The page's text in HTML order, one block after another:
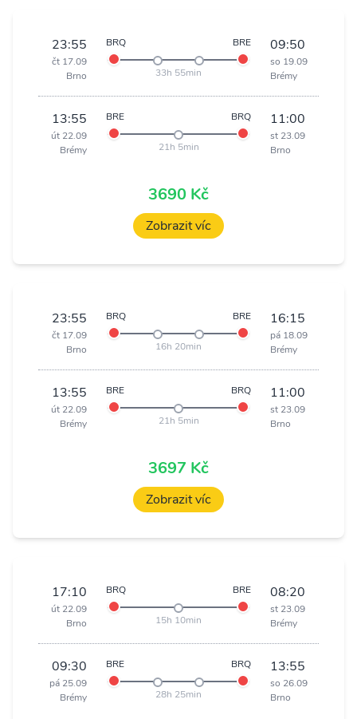
23:55
čt 17.09
Brno
BRQ BRE
33h 55min
09:50
so 19.09
Brémy
13:55
út 22.09
Brémy
BRE BRQ
21h 5min
11:00
st 23.09
Brno
3690 Kč
Zobrazit víc
23:55
čt 17.09
Brno
BRQ BRE
16h 20min
16:15
pá 18.09
Brémy
13:55
út 22.09
Brémy
BRE BRQ
21h 5min
11:00
st 23.09
Brno
3697 Kč
Zobrazit víc
17:10
út 22.09
Brno
BRQ BRE
15h 10min
08:20
st 23.09
Brémy
09:30
pá 25.09
Brémy
BRE BRQ
28h 25min
13:55
so 26.09
Brno